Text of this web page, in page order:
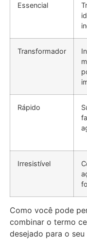
Essencial
Transformador
Rápido
Irresistível
Como você pode
combinar o termo
desejado para o